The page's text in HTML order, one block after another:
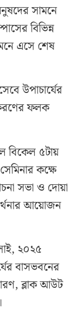
সামনে
বিভিন্ন
এসে শেষ
উপাচার্যের
ফলক
বিকেল ৫টায়
কক্ষে
সভা ও দোয়া
আয়োজন
২০২৫
বাসভবনের
ব্লাক আউট